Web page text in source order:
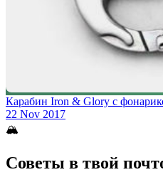
Карабин Iron & Glory с
22 Nov 2017
🏔
Советы в твой